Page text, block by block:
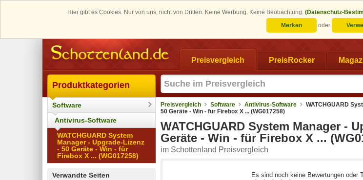
Hier gibt es Cookies. Nur von uns, nicht von Dritten. Keine Werbung. Keine Beobachtung. (Datenschutz-
Merken
oder
Preisvergleich PreisRocker
Produktkategorien
Software
Antivirus-Software
WATCHGUARD System
Manager - Upgrade-Lizenz
- 50 Geräte - Win - für
Firebox X ... (WG017258)
Verwandte Seiten
Preisvergleich Software Antivirus-Software
WATCHGUARD
50 Geräte - Win - für Firebox X ... (WG017258)
WATCHGUARD System Manager -
Geräte - Win - für Firebox X ...
im Schottenland Preisvergleich
Es sind noch keine Bewertungen oder